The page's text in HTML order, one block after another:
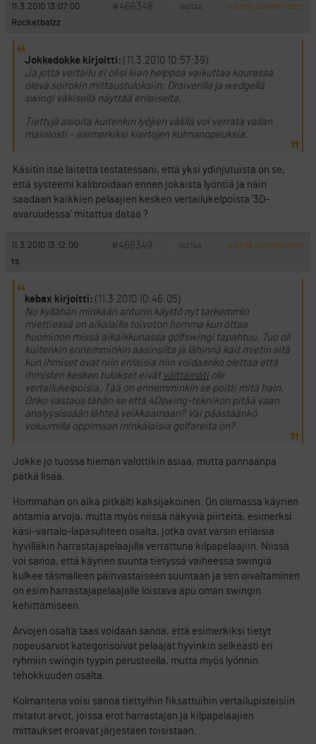
11.3.2010 13:07:00 #466348 VASTAA ILMOITA ASIATON VIESTI
Rocketbalzz
Jokkedokke kirjoitti: (11.3.2010 10:57:39)
Ja jotta vertailu ei olisi liian helppoa vaikuttaa kourassa
oleva soirokin mittaustuloksiin: Draiverilla ja wedgellä
swingi väkisellä näyttää erilaiselta.
Tiettyjä asioita kuitenkin lyöjien välillä voi verrata vallan
mainiosti – esimerkiksi kiertojen kulmanopeuksia.
Käsitin itse laitetta testatessani, että yksi ydinjutuista on se,
että systeemi kalibroidaan ennen jokaista lyöntiä ja näin
saadaan kaikkien pelaajien kesken vertailukelpoista ’3D-
avaruudessa’ mitattua dataa ?
11.3.2010 13:12:00 #466349 VASTAA ILMOITA ASIATON VIESTI
ts
kebax kirjoitti: (11.3.2010 10:46:05)
No kyllähän minkään anturin käyttö nyt tarkemmin
miettiessä on aikalailla toivoton homma kun ottaa
huomioon missä aikaikkunassa golfswingi tapahtuu. Tuo oli
kuitenkin ennemminkin aasinsilta ja lähinnä kait mietin sitä
kun ihmiset ovat niin erilaisia niin voidaanko olettaa että
ihmisten kesken tulokset eivät välttämätiole
vertailukelpoisia. Tää on ennemminkin se poitti mitä hain.
Onko vastaus tähän se että 4Dswing-teknikon pitää vaan
analyysissään lähteä veikkaamaan? Vai päästäänkö
voluumilla oppimaan minkälaisia golfareita on?
Jokke jo tuossa hieman valottikin asiaa, mutta pannaanpa
pätkä lisää.
Hommahan on aika pitkälti kaksijakoinen. On olemassa käyrien
antamia arvoja, mutta myös niissä näkyviä piirteitä, esimerksi
käsi-vartalo-lapasuhteen osalta, jotka ovat varsin erilaisia
hyvilläkin harrastajapelaajilla verrattuna kilpapelaajiin. Niissä
voi sanoa, että käyrien suunta tietyssä vaiheessa swingiä
kulkee täsmälleen päinvastaiseen suuntaan ja sen oivaltaminen
on esim harrastajapelaajalle loistava apu oman swingin
kehittämiseen.
Arvojen osalta taas voidaan sanoa, että esimerkiksi tietyt
nopeusarvot kategorisoivat pelaajat hyvinkin selkeästi eri
ryhmiin swingin tyypin perusteella, mutta myös lyönnin
tehokkuuden osalta.
Kolmantena voisi sanoa tiettyihin fiksattuihin vertailupisteisiin
mitatut arvot, joissa erot harrastajan ja kilpapelaajien
mittaukset eroavat järjestäen toisistaan.